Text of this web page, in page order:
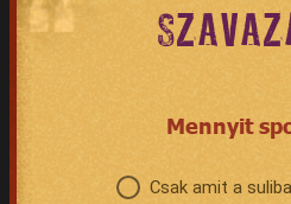
Mennyit
Csak amit a